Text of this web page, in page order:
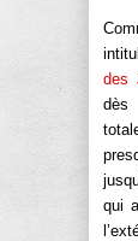
des
dès
qui